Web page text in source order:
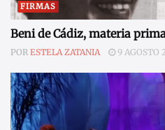
FIRMAS
Beni de Cádiz, materia
POR ESTELA ZATANIA 9 AGOSTO